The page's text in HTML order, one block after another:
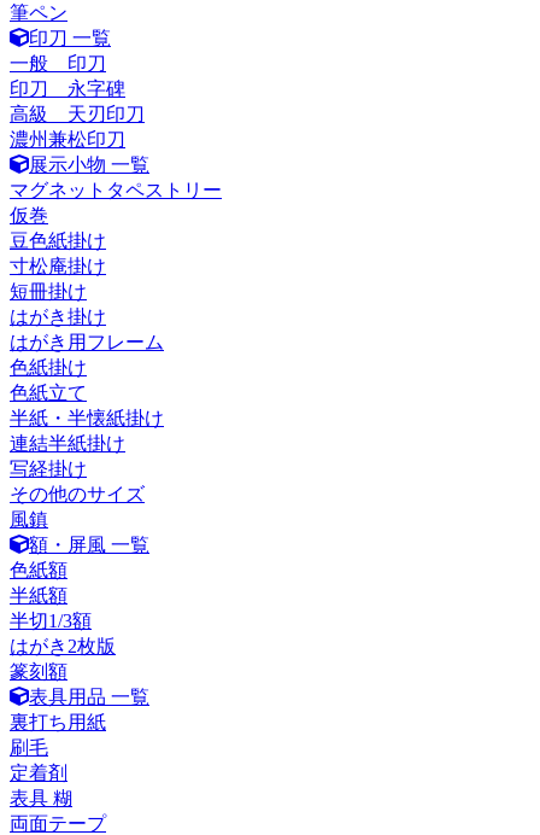
筆ペン
印刀 一覧
一般 印刀
印刀 永字碑
高級 天刃印刀
濃州兼松印刀
展示小物 一覧
マグネットタペストリー
仮巻
豆色紙掛け
寸松庵掛け
短冊掛け
はがき掛け
はがき用フレーム
色紙掛け
色紙立て
半紙・半懐紙掛け
連結半紙掛け
写経掛け
その他のサイズ
風鎮
額・屏風 一覧
色紙額
半紙額
半切1/3額
はがき2枚版
篆刻額
表具用品 一覧
裏打ち用紙
刷毛
定着剤
表具 糊
両面テープ